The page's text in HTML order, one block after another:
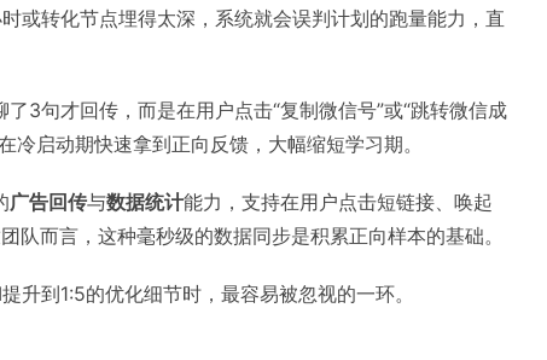
或转化节点埋得太深，系统就会误判计划的跑量能力，直
3句才回传，而是在用户点击“复制微信号”或“跳转微信成
启动期快速拿到正向反馈，大幅缩短学习期。
广告回传与数据统计能力，支持在用户点击短链接、唤起
而言，这种毫秒级的数据同步是积累正向样本的基础。
升到1:5的优化细节时，最容易被忽视的一环。